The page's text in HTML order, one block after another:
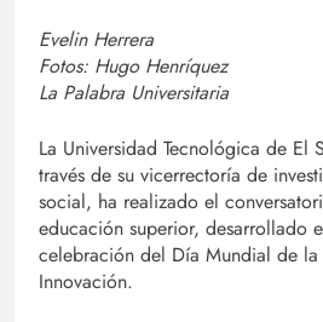
Evelin Herrera
Fotos: Hugo Henríquez
La Palabra Universitaria
La Universidad Tecnológica de El
través de su vicerrectoría de
social, ha realizado el
educación superior, desarrollado
celebración del Día Mundial de
Innovación.